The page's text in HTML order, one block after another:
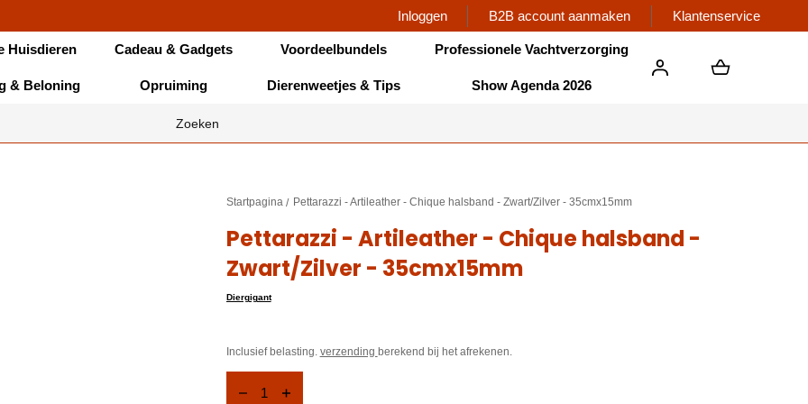
Inloggen B2B account aanmaken Klantenservice
Huisdieren Cadeau & Gadgets Voordeelbundels Professionele Vachtverzorging
& Beloning Opruiming Dierenweetjes & Tips Show Agenda 2026
Startpagina Pettarazzi - Artileather - Chique halsband - Zwart/Zilver - 35cmx15mm
Pettarazzi - Artileather - Chique halsband -
Zwart/Zilver - 35cmx15mm
Diergigant
Inclusief belasting. verzending berekend bij het afrekenen.
VerlaagVerhoog